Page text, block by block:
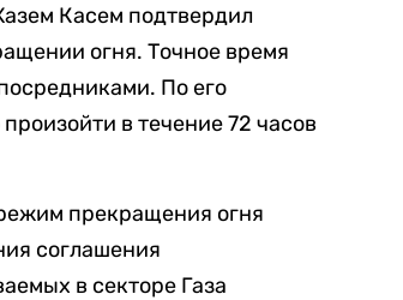
Касем подтвердил
огня. Точное время
По его
в течение 72 часов
прекращения огня
соглашения
в секторе Газа